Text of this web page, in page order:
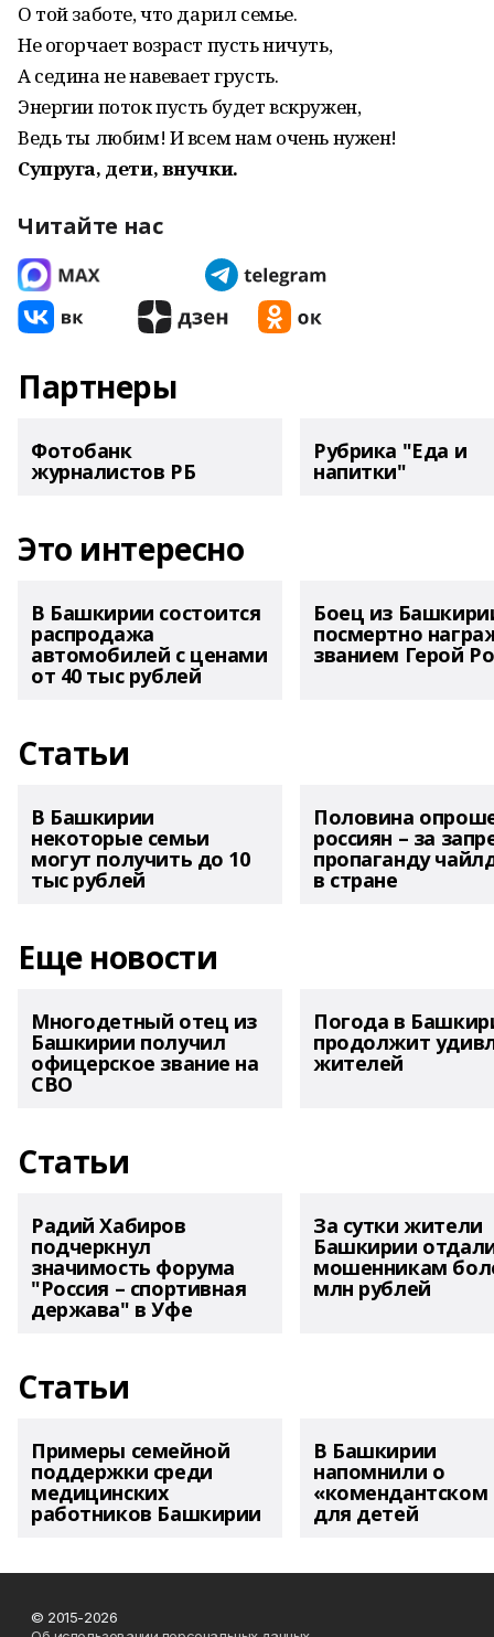
О той заботе, что дарил семье.
Не огорчает возраст пусть ничуть,
А седина не навевает грусть.
Энергии поток пусть будет вскружен,
Ведь ты любим! И всем нам очень нужен!
Супруга, дети, внучки.
Читайте нас
Партнеры
Фотобанк
журналистов РБ
Рубрика "Еда и
напитки"
Это интересно
В Башкирии состоится
распродажа
автомобилей с ценами
от 40 тыс рублей
Боец из
посмертно
званием Герой
Статьи
В Башкирии
некоторые семьи
могут получить до 10
тыс рублей
Половина
россиян – за
пропаганду
в стране
Еще новости
Многодетный отец из
Башкирии получил
офицерское звание на
СВО
Погода в
продолжит
жителей
Статьи
Радий Хабиров
подчеркнул
значимость форума
"Россия – спортивная
держава" в Уфе
За сутки жители
Башкирии
мошенникам
млн рублей
Статьи
Примеры семейной
поддержки среди
медицинских
работников Башкирии
В Башкирии
напомнили о
«комендантском
для детей
© 2015-2026